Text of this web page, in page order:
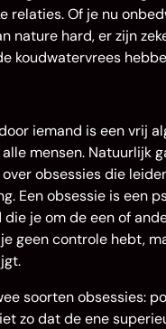
relaties. Of je nu
nature hard, er zijn
koudwatervrees
iemand is een vrij
mensen. Natuurlijk
obsessies die
Een obsessie is een
je om de een of
geen controle hebt,
soorten obsessies:
zo dat de ene